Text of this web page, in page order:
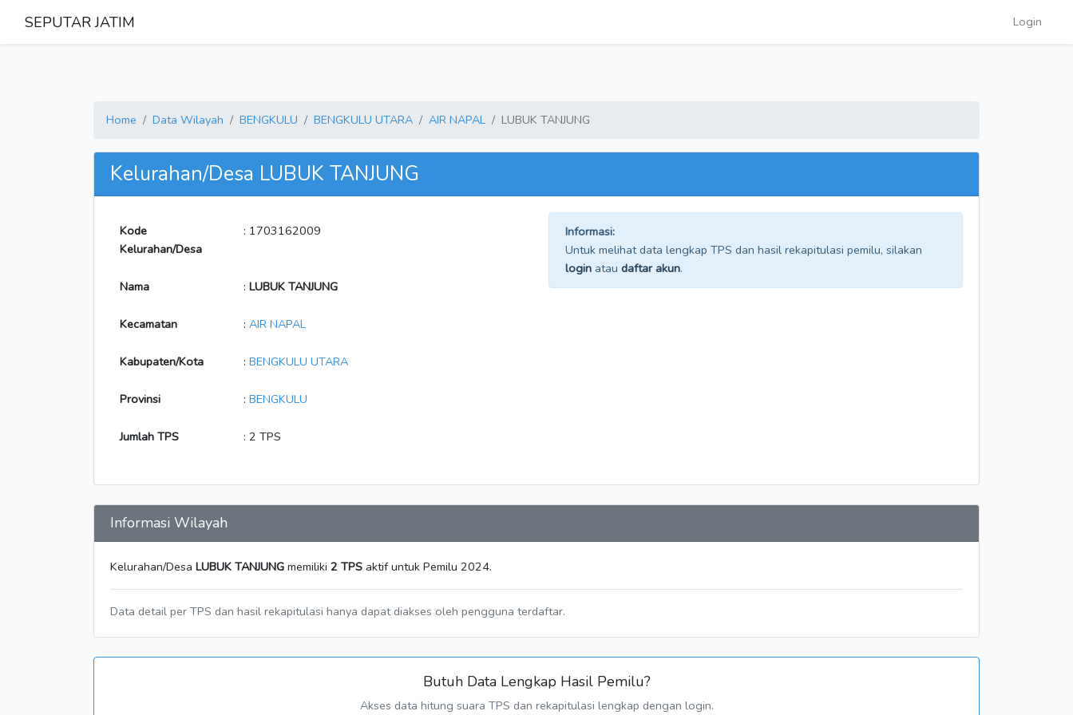
SEPUTAR JATIM Login
Home Data Wilayah BENGKULU BENGKULU UTARA AIR NAPAL LUBUK TANJUNG
Kelurahan/Desa LUBUK TANJUNG
Kode
Kelurahan/Desa
: 1703162009
Nama : LUBUK TANJUNG
Kecamatan : AIR NAPAL
Kabupaten/Kota : BENGKULU UTARA
Provinsi : BENGKULU
Jumlah TPS : 2 TPS
Informasi:
Untuk melihat data lengkap TPS dan hasil rekapitulasi pemilu, silakan
login atau daftar akun.
Informasi Wilayah
Kelurahan/Desa LUBUK TANJUNG memiliki 2 TPS aktif untuk Pemilu 2024.
Data detail per TPS dan hasil rekapitulasi hanya dapat diakses oleh pengguna terdaftar.
Butuh Data Lengkap Hasil Pemilu?
Akses data hitung suara TPS dan rekapitulasi lengkap dengan login.